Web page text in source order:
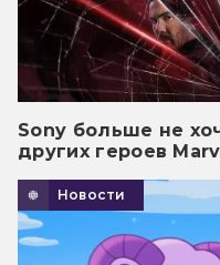
Sony больше не
других героев
Новости